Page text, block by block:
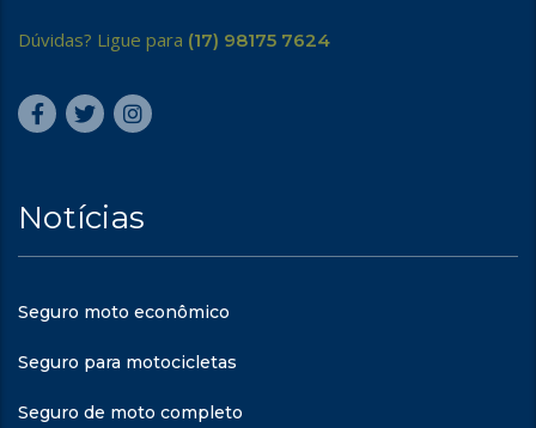
Dúvidas? Ligue para (17) 98175 7624
Notícias
Seguro moto econômico
Seguro para motocicletas
Seguro de moto completo